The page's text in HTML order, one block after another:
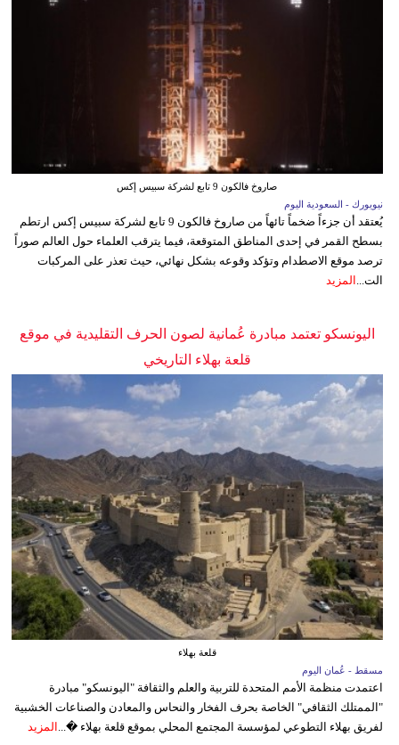
صاروخ فالكون 9 تابع لشركة سبيس إكس
نيويورك - السعودية اليوم
يُعتقد أن جزءاً ضخماً تائهاً من صاروخ فالكون 9 تابع لشركة سبيس إكس ارتطم
بسطح القمر في إحدى المناطق المتوقعة، فيما يترقب العلماء حول العالم صوراً
ترصد موقع الاصطدام وتؤكد وقوعه بشكل نهائي، حيث تعذر على المركبات
الت...
المزيد
اليونسكو تعتمد مبادرة عُمانية لصون الحرف التقليدية في موقع
قلعة بهلاء التاريخي
قلعة بهلاء
مسقط - عُمان اليوم
اعتمدت منظمة الأمم المتحدة للتربية والعلم والثقافة "اليونسكو" مبادرة
"الممتلك الثقافي" الخاصة بحرف الفخار والنحاس والمعادن والصناعات الخشبية
لفريق بهلاء التطوعي لمؤسسة المجتمع المحلي بموقع قلعة بهلاء �... المزيد